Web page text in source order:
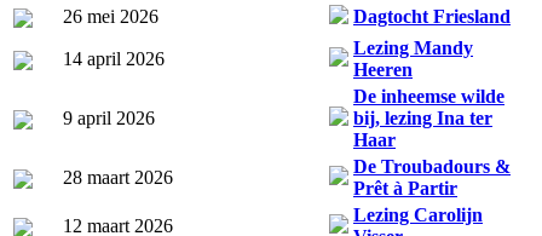
26 mei 2026
Dagtocht Friesland
14 april 2026
Lezing Mandy
Heeren
9 april 2026
De inheemse wilde
bij, lezing Ina ter
Haar
28 maart 2026
De Troubadours &
Prêt à Partir
12 maart 2026
Lezing Carolijn